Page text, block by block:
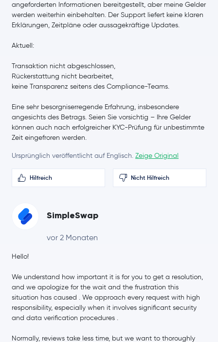
angeforderten Informationen bereitgestellt, aber meine Gelder
werden weiterhin einbehalten. Der Support liefert keine klaren
Erklärungen, Zeitpläne oder aussagekräftige Updates.
Aktuell:
Transaktion nicht abgeschlossen,
Rückerstattung nicht bearbeitet,
keine Transparenz seitens des Compliance-Teams.
Eine sehr besorgniserregende Erfahrung, insbesondere
angesichts des Betrags. Seien Sie vorsichtig – Ihre Gelder
können auch nach erfolgreicher KYC-Prüfung für unbestimmte
Zeit eingefroren werden.
Ursprünglich veröffentlicht auf Englisch. Zeige Original
Hilfreich Nicht Hilfreich
SimpleSwap
vor 2 Monaten
Hello!
We understand how important it is for you to get a resolution,
and we apologize for the wait and the frustration this
situation has caused . We approach every request with high
responsibility, especially when it involves significant security
and data verification procedures .
Normally, reviews take less time, but we want to thoroughly